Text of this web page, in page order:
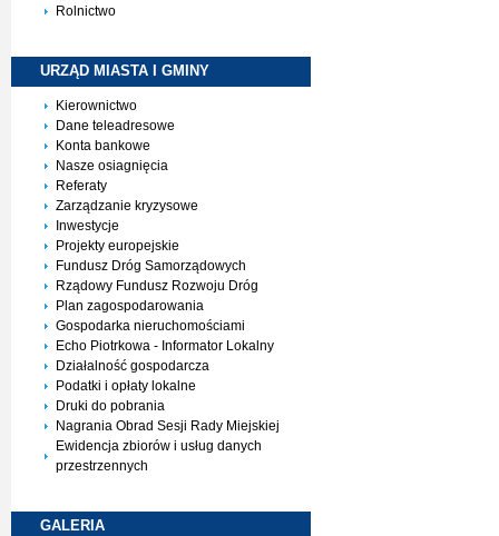
Rolnictwo
URZĄD MIASTA I GMINY
Kierownictwo
Dane teleadresowe
Konta bankowe
Nasze osiagnięcia
Referaty
Zarządzanie kryzysowe
Inwestycje
Projekty europejskie
Fundusz Dróg Samorządowych
Rządowy Fundusz Rozwoju Dróg
Plan zagospodarowania
Gospodarka nieruchomościami
Echo Piotrkowa - Informator Lokalny
Działalność gospodarcza
Podatki i opłaty lokalne
Druki do pobrania
Nagrania Obrad Sesji Rady Miejskiej
Ewidencja zbiorów i usług danych
przestrzennych
GALERIA